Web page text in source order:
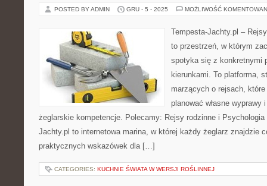
POSTED BY ADMIN GRU - 5 - 2025 MOŻLIWOŚĆ
Tempesta-Jachty.pl –
to przestrzeń, w którym
spotyka się z konkretnymi
kierunkami. To platforma,
marzących o rejsach,
planować własne
żeglarskie kompetencje. Polecamy: Rejsy rodzinne i Psychologia
Jachty.pl to internetowa marina, w której każdy żeglarz znajdzie
praktycznych wskazówek dla […]
CATEGORIES: KUCHNIE ŚWIATA W WERSJI ROŚLINNEJ